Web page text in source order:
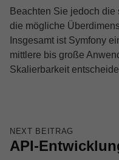
Beachten Sie jedoch die
die mögliche
Insgesamt ist Symfony
mittlere bis große
Skalierbarkeit
NEXT BEITRAG
API-